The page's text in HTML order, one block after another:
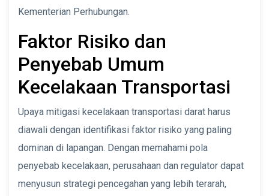
Kementerian Perhubungan.
Faktor Risiko dan
Penyebab Umum
Kecelakaan Transportasi
Upaya mitigasi kecelakaan transportasi darat harus
diawali dengan identifikasi faktor risiko yang paling
dominan di lapangan. Dengan memahami pola
penyebab kecelakaan, perusahaan dan regulator dapat
menyusun strategi pencegahan yang lebih terarah,